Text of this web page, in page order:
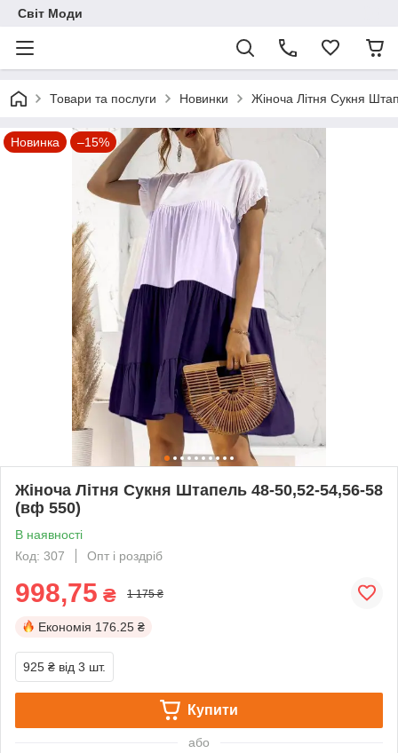
Світ Моди
Товари та послуги Новинки Жіноча Літня Сукня
Новинка –15%
Жіноча Літня Сукня Штапель 48-50,52-54,56-58
(вф 550)
В наявності
Код: 307
Опт і роздріб
998,75 ₴ 1 175 ₴
Економія 176.25 ₴
925 ₴ від 3 шт.
Купити
або